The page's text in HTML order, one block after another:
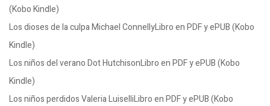
(Kobo Kindle)
Los dioses de la culpa Michael ConnellyLibro en PDF y ePUB (Kobo
Kindle)
Los niños del verano Dot HutchisonLibro en PDF y ePUB (Kobo
Kindle)
Los niños perdidos Valeria LuiselliLibro en PDF y ePUB (Kobo